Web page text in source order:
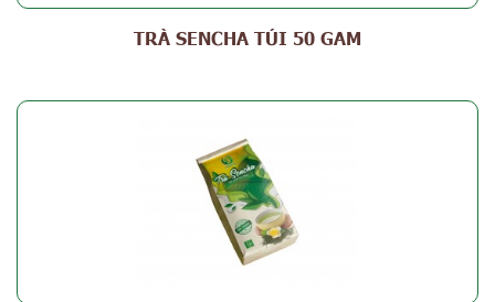
TRÀ SENCHA TÚI 50 GAM